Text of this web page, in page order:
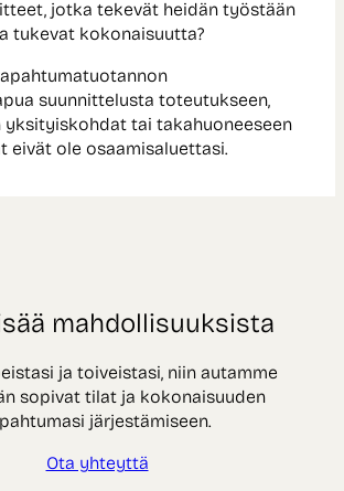
jotka tekevät heidän työstään
tukevat kokonaisuutta?
suunnittelusta toteutukseen,
yksityiskohdat tai takahuoneeseen
eivät ole osaamisaluettasi.
mahdollisuuksista
ja toiveistasi, niin autamme
sopivat tilat ja kokonaisuuden
järjestämiseen.
Ota yhteyttä